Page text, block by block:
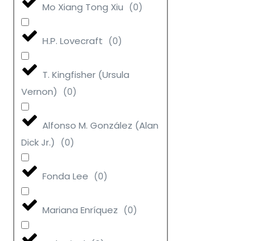
Mo Xiang Tong Xiu (0)
H.P. Lovecraft (0)
T. Kingfisher (Ursula
Vernon) (0)
Alfonso M. González (Alan
Dick Jr.) (0)
Fonda Lee (0)
Mariana Enríquez (0)